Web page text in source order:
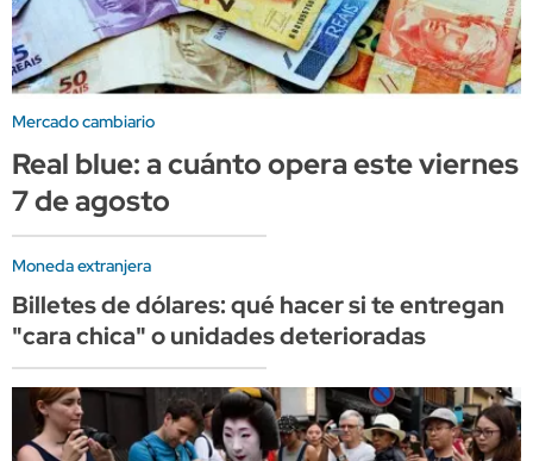
Mercado cambiario
Real blue: a cuánto opera este viernes
7 de agosto
Moneda extranjera
Billetes de dólares: qué hacer si te entregan
"cara chica" o unidades deterioradas